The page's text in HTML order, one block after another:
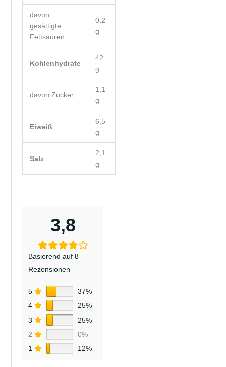
davon
gesättigte
Fettsäuren
0,2
g
Kohlenhydrate
42
g
davon Zucker
1,1
g
Eiweiß
6,5
g
Salz
2,1
g
3,8
Basierend auf 8
Rezensionen
5
37%
4
25%
3
25%
2
0%
1
12%